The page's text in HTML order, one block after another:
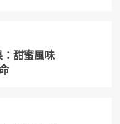
：甜蜜風味